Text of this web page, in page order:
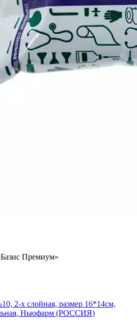
Премиум»
2-х слойная, размер 16*14см,
Ньюфарм (РОССИЯ)